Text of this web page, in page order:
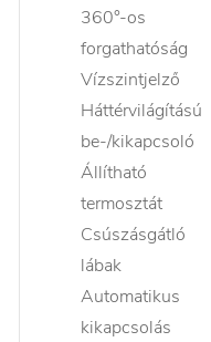
360°-os
forgathatóság
Vízszintjelző
Háttérvilágítású
be-/kikapcsoló
Állítható
termosztát
Csúszásgátló
lábak
Automatikus
kikapcsolás